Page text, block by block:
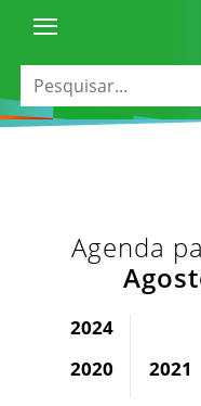
Agenda
2024
2020
2021